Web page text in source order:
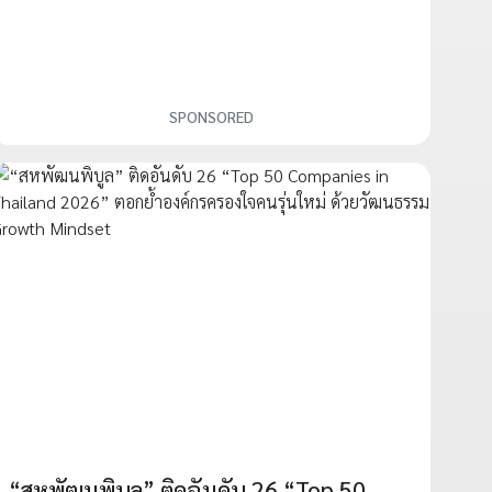
SPONSORED